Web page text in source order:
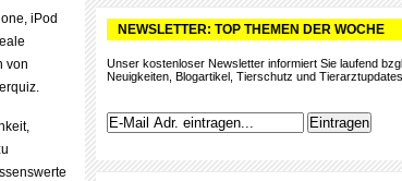
iPod
von
NEWSLETTER: TOP THEMEN DER WOCHE
Unser kostenloser Newsletter informiert Sie laufend
Neuigkeiten, Blogartikel, Tierschutz und